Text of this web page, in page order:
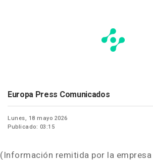
Europa Press Comunicados
Lunes, 18 mayo 2026
Publicado: 03:15
(Información remitida por la